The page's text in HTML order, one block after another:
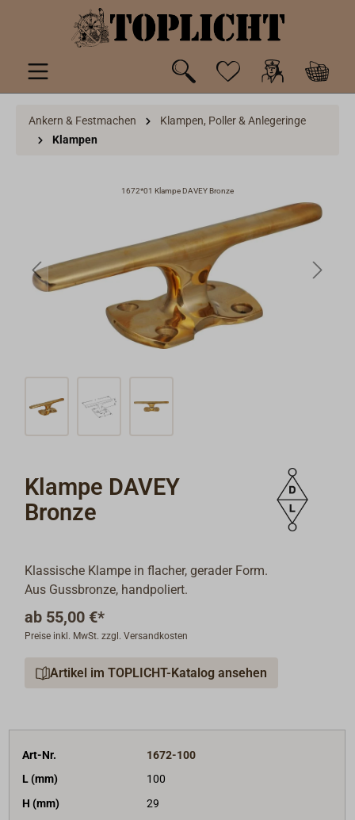
springen
Ankern & Festmachen
Klampen, Poller & Anlegeringe
Klampen
1672*01 Klampe DAVEY Bronze
Klampe DAVEY
Bronze
Klassische Klampe in flacher, gerader Form.
Aus Gussbronze, handpoliert.
ab 55,00 €*
Preise inkl. MwSt. zzgl. Versandkosten
Artikel im TOPLICHT-Katalog ansehen
Art-Nr.
1672-100
L (mm)
100
H (mm)
29